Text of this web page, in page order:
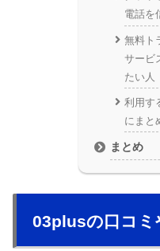
電話を
無料ト
サービ
たい人
利用す
にまと
まとめ
03plusの口コミ